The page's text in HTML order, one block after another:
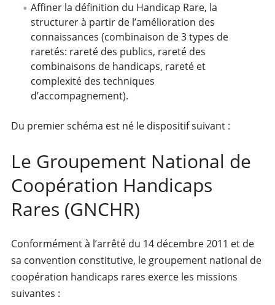
Affiner la définition du Handicap Rare, la
structurer à partir de l’amélioration des
connaissances (combinaison de 3 types de
raretés: rareté des publics, rareté des
combinaisons de handicaps, rareté et
complexité des techniques
d’accompagnement).
Du premier schéma est né le dispositif suivant :
Le Groupement National de
Coopération Handicaps
Rares (GNCHR)
Conformément à l’arrêté du 14 décembre 2011 et de
sa convention constitutive, le groupement national de
coopération handicaps rares exerce les missions
suivantes :